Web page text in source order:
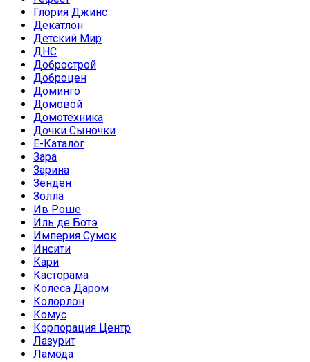
Глория Джинс
Декатлон
Детский Мир
ДНС
Добрострой
Доброцен
Доминго
Домовой
Домотехника
Дочки Сыночки
Е-Каталог
Зара
Зарина
Зенден
Золла
Ив Роше
Иль де Ботэ
Империя Сумок
Инсити
Кари
Касторама
Колеса Даром
Колорлон
Комус
Корпорация Центр
Лазурит
Ламода